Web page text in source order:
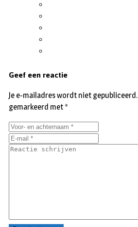
Geef een reactie
Je e-mailadres wordt niet gepubliceerd.
gemarkeerd met *